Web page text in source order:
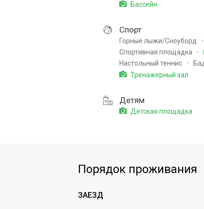
Бассейн
Спорт
Горные лыжи/Сноуборд
Спортивная площадка
Настольный теннис
Тренажерный зал
Детям
Детская площадка
Порядок проживания
ЗАЕЗД